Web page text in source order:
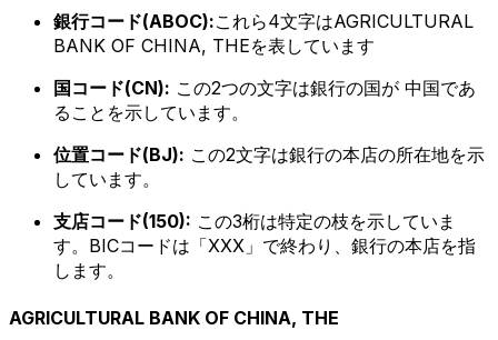
銀行コード(ABOC):これら4文字はAGRICULTURAL
BANK OF CHINA, THEを表しています
国コード(CN): この2つの文字は銀行の国が 中国であ
ることを示しています。
位置コード(BJ): この2文字は銀行の本店の所在地を示
しています。
支店コード(150): この3桁は特定の枝を示していま
す。BICコードは「XXX」で終わり、銀行の本店を指
します。
AGRICULTURAL BANK OF CHINA, THE